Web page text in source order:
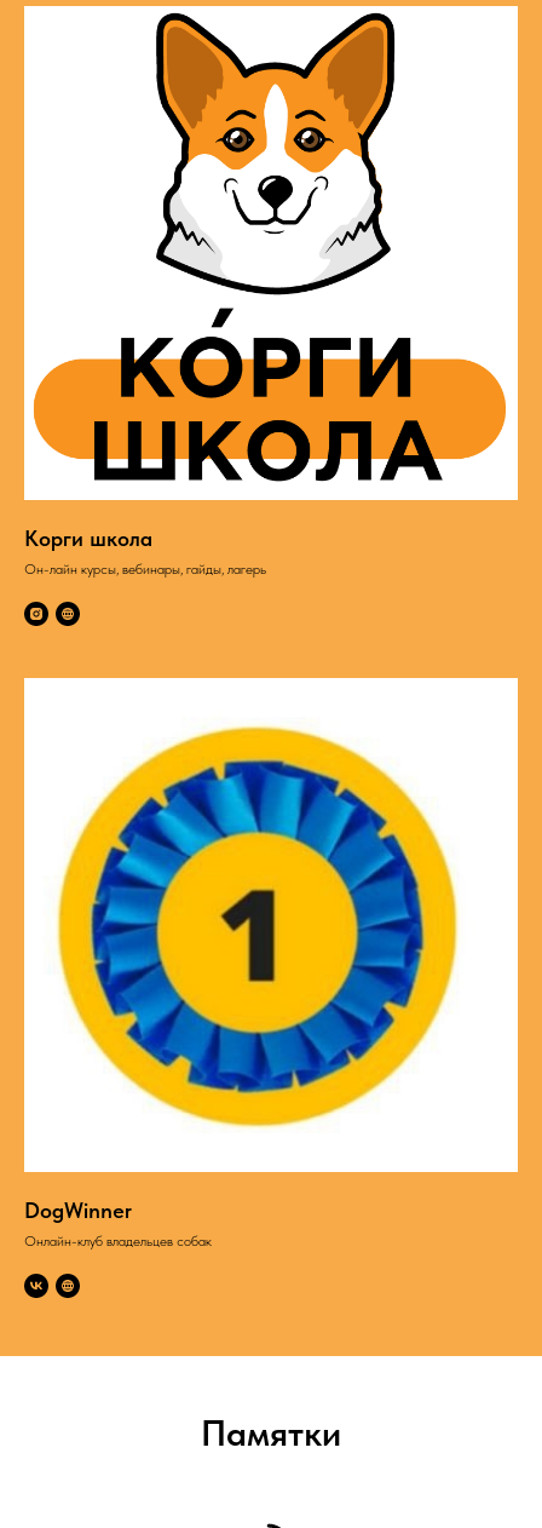
Корги школа
Он-лайн курсы, вебинары, гайды, лагерь
DogWinner
Онлайн-клуб владельцев собак
Памятки